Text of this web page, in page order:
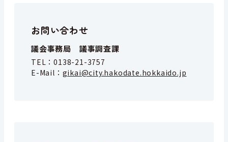
お問い合わせ
議会事務局 議事調査課
TEL：0138-21-3757
E-Mail： gikai@city.hakodate.hokkaido.jp